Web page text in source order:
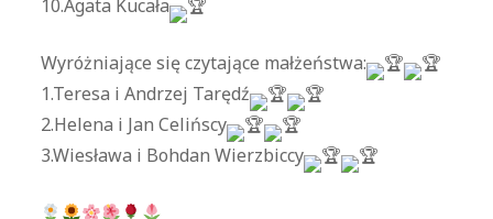
10.Agata Kucała
Wyróżniające się czytające małżeństwa:
1.Teresa i Andrzej Tarędź
2.Helena i Jan Celińscy
3.Wiesława i Bohdan Wierzbiccy